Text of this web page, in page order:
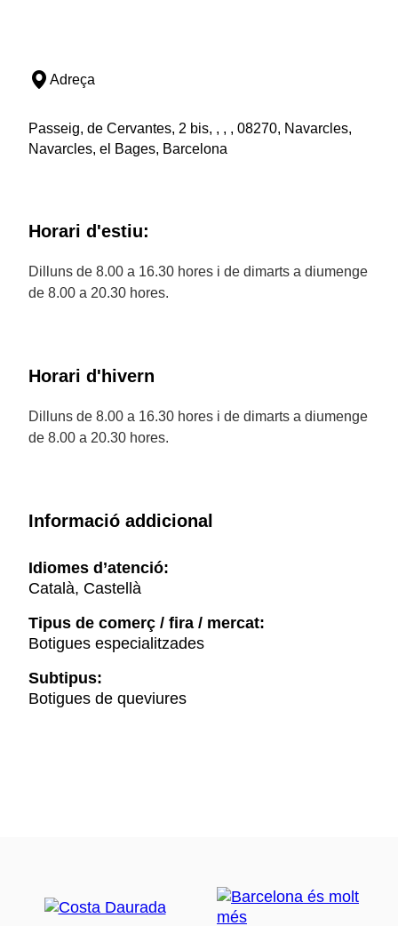
Adreça
Passeig, de Cervantes, 2 bis, , , , 08270, Navarcles,
Navarcles, el Bages, Barcelona
Horari d'estiu:
Dilluns de 8.00 a 16.30 hores i de dimarts a diumenge
de 8.00 a 20.30 hores.
Horari d'hivern
Dilluns de 8.00 a 16.30 hores i de dimarts a diumenge
de 8.00 a 20.30 hores.
Informació addicional
Idiomes d’atenció:
Català, Castellà
Tipus de comerç / fira / mercat:
Botigues especialitzades
Subtipus:
Botigues de queviures